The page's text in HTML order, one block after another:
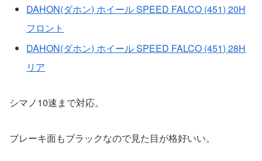
DAHON(ダホン) ホイール SPEED FALCO (451) 20H
フロント
DAHON(ダホン) ホイール SPEED FALCO (451) 28H
リア
シマノ10速まで対応。
ブレーキ面もブラックなので見た目が格好いい。